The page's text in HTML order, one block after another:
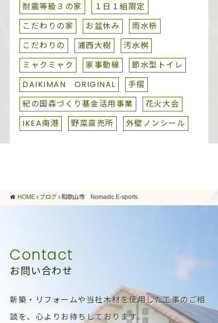
耐震等級３の家
１日１組限定
こだわりの家
お盆休み
雨水枡
こだわりの
浦西大樹
汚水桝
ミャクミャク
家事動線
節水型トイレ
DAIKIMAN ORIGINAL
手摺
紀の国森づくり基金活用事業
花火大会
IKEA南港
野菜直売所 外壁ノンシール
HOME ブログ 和歌山市 Nomadic E-sports
お問い合わせ
新築・リフォームや当社木材を使用した工事のご相
談を、 心よりお待ちしております。